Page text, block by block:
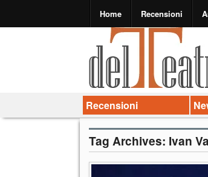
Home Recensioni
Recensioni
Tag Archives: Ivan